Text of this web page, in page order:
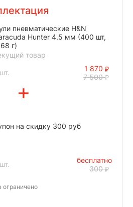
пневматические H&N
Hunter 4.5 мм (400 шт,
г)
товар
1 870
7 500
на скидку 300 руб
бесплатно
300
ограничено